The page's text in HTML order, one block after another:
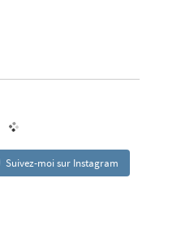
Suivez-moi sur Instagram